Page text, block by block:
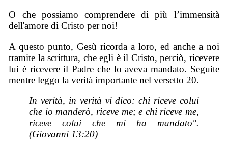
O che possiamo comprendere di più l’immensità
dell'amore di Cristo per noi!
A questo punto, Gesù ricorda a loro, ed anche a noi
tramite la scrittura, che egli è il Cristo, perciò, ricevere
lui è ricevere il Padre che lo aveva mandato. Seguite
mentre leggo la verità importante nel versetto 20.
In verità, in verità vi dico: chi riceve colui
che io manderò, riceve me; e chi riceve me,
riceve colui che mi ha mandato".
(Giovanni 13:20)